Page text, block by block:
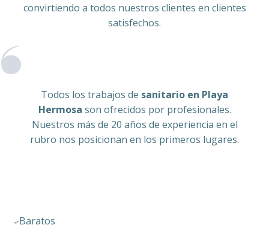
convirtiendo a todos nuestros clientes en clientes
satisfechos.
Todos los trabajos de sanitario en Playa
Hermosa son ofrecidos por profesionales.
Nuestros más de 20 años de experiencia en el
rubro nos posicionan en los primeros lugares.
Baratos